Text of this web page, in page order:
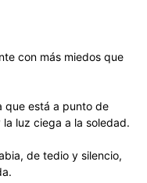
con más miedos que
que está a punto de
luz ciega a la soledad.
de tedio y silencio,